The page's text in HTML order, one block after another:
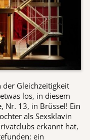
Gleichzeitigkeit
los, in diesem
Nr. 13, in Brüssel! Ein
als Sexsklavin
erkannt hat,
ein